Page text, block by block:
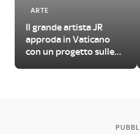
ARTE
Il grande artista JR
approda in Vaticano
con un progetto sulle